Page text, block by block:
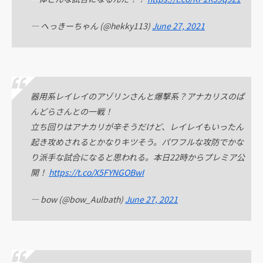
— へっきーちゃん (@hekky113) June 27, 2021
器用系レイレイのアゾリンさんと爆撃系？アナカリスのぱ
んどらさんとの一戦！
立ち回りはアナカリが辛そうだけど、レイレイもいったん
起き攻めされるとかなりキツそう。パワフルな攻防でかな
り派手な試合になると思われる。本日22時からプレミア公
開！ https://t.co/X5FYNGOBwI
— bow (@bow_Aulbath) June 27, 2021